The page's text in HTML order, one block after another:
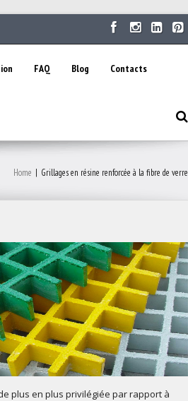
FAQ Blog Contacts
Home | Grillages en résine renforcée à la fibre de verre
plus en plus privilégiée par rapport à